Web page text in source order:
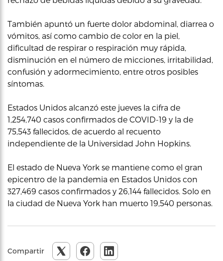
También apuntó un fuerte dolor abdominal, diarrea o
vómitos, así como cambio de color en la piel,
dificultad de respirar o respiración muy rápida,
disminución en el número de micciones, irritabilidad,
confusión y adormecimiento, entre otros posibles
síntomas.
Estados Unidos alcanzó este jueves la cifra de
1,254,740 casos confirmados de COVID-19 y la de
75,543 fallecidos, de acuerdo al recuento
independiente de la Universidad John Hopkins.
El estado de Nueva York se mantiene como el gran
epicentro de la pandemia en Estados Unidos con
327,469 casos confirmados y 26,144 fallecidos. Solo en
la ciudad de Nueva York han muerto 19,540 personas.
Compartir